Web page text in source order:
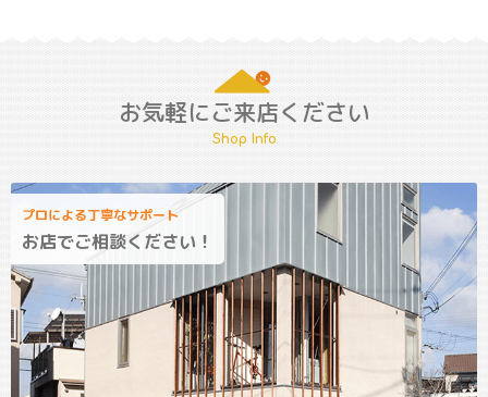
お気軽にご来店ください
Shop Info
プロによる丁寧なサポート
お店でご相談ください！